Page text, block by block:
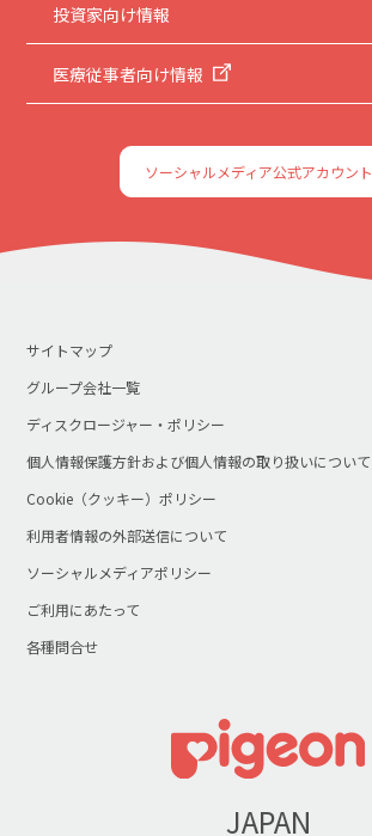
投資家向け情報
医療従事者向け情報
ソーシャルメディア公式アカウント
サイトマップ
グループ会社一覧
ディスクロージャー・ポリシー
個人情報保護方針および個人情報の取り扱いについて
Cookie（クッキー）ポリシー
利用者情報の外部送信について
ソーシャルメディアポリシー
ご利用にあたって
各種問合せ
JAPAN